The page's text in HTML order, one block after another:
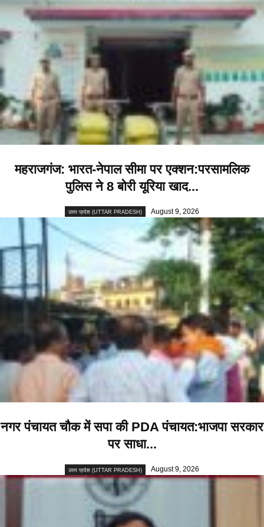
महराजगंज: भारत-नेपाल सीमा पर एक्शन:परसामलिक
पुलिस ने 8 बोरी यूरिया खाद...
उत्तर प्रदेश (UTTAR PRADESH) August 9, 2026
नगर पंचायत चौक में सपा की PDA पंचायत:भाजपा सरकार
पर साधा...
उत्तर प्रदेश (UTTAR PRADESH) August 9, 2026